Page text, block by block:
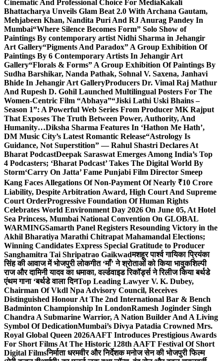
Cinematic And Professional Choice For MediaKakali
Bhattacharya Unveils Glam Beat 2.0 With Archana Gautam,
Mehjabeen Khan, Nandita Puri And RJ Anurag Pandey In
Mumbai“Where Silence Becomes Form” Solo Show of
Paintings By contemporary artist Nidhi Sharma in Jehangir
Art Gallery“Pigments And Paradox” A Group Exhibition Of
Paintings By 6 Contemporary Artists In Jehangir Art
Gallery“Florals & Forms” A Group Exhibition Of Paintings By
Sudha Barshikar, Nanda Pathak, Sohnal V. Saxena, Janhavi
Bhide In Jehangir Art GalleryProducers Dr. Vimal Raj Mathur
And Rupesh D. Gohil Launched Multilingual Posters For The
Women-Centric Film “Abhaya”“Jiski Lathi Uski Bhains –
Season 1”: A Powerful Web Series From Producer MK Rajput
That Exposes The Truth Between Power, Authority, And
Humanity…Diksha Sharma Features In ‘Hathon Me Hath’,
DM Music City’s Latest Romantic Release“Astrology Is
Guidance, Not Superstition” — Rahul Shastri Declares At
Bharat PodcastDeepak Saraswat Emerges Among India’s Top
4 Podcasters; ‘Bharat Podcast’ Takes The Digital World By
Storm‘Carry On Jatta’ Fame Punjabi Film Director Smeep
Kang Faces Allegations Of Non-Payment Of Nearly ₹10 Crore
Liability, Despite Arbitration Award, High Court And Supreme
Court OrderProgressive Foundation Of Human Rights
Celebrates World Environment Day 2026 On June 05, At Hotel
Sea Princess, Mumbai National Convention On GLOBAL
WARMINGSamarth Panel Registers Resounding Victory in the
Akhil Bharatiya Marathi Chitrapat Mahamandal Elections;
Winning Candidates Express Special Gratitude to Producer
Sanghamitra Tai Shripatrao Gaikwadमशहूर पार्श्व गायिका प्रियंका
सिंह की आवाज में भोजपुरी लोकगीत ‘माँ’ ने श्रोताओं को किया भावुकशिल्पी
राज और दामिनी यादव का धमाका, वर्ल्डवाइड रिकॉर्ड्स ने रिलीज किया बर्थडे
एंथम गाना ‘बर्थडे वाला दिनTop Leading Lawyer V. K. Dubey,
Chairman Of Vkdl Npa Advisory Council, Receives
Distinguished Honour At The 2nd International Bar & Bench
Badminton Championship In LondonRamesh Joginder Singh
Chandra A Submarine Warrior, A Nation Builder And A Living
Symbol Of DedicationMumbai’s Divya Patadia Crowned Mrs.
Royal Global Queen 2026AAFT Introduces Prestigious Awards
For Short Films At The Historic 128th AAFT Festival Of Short
Digital Filmsनिर्माता धरमवीर और निर्देशक मनोज सेन की भोजपुरी फिल्म